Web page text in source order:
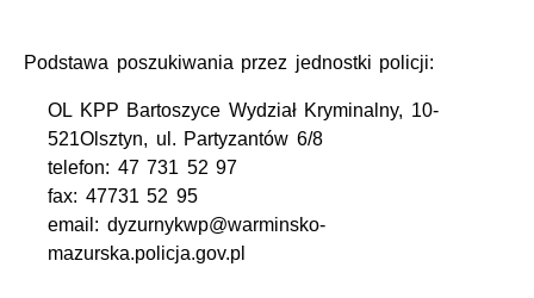
Podstawa poszukiwania przez jednostki policji:
OL KPP Bartoszyce Wydział Kryminalny, 10-
521Olsztyn, ul. Partyzantów 6/8
telefon: 47 731 52 97
fax: 47731 52 95
email: dyzurnykwp@warminsko-
mazurska.policja.gov.pl